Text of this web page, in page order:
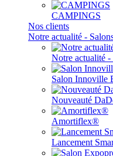
CAMPINGS
Nos clients
Notre actualité -
Notre actualité -
Salon Innoville
Nouveauté
Amortiflex®
Lancement